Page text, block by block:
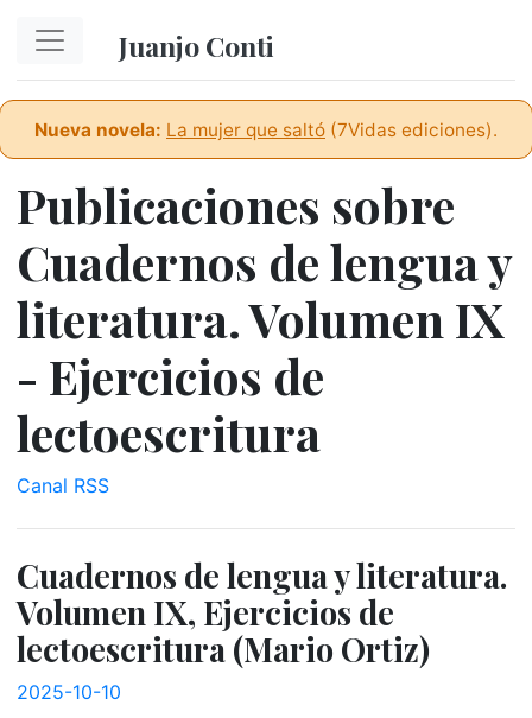
Juanjo Conti
Nueva novela: La mujer que saltó (7Vidas ediciones).
Publicaciones sobre
Cuadernos de lengua y
literatura. Volumen IX
- Ejercicios de
lectoescritura
Canal RSS
Cuadernos de lengua y literatura.
Volumen IX, Ejercicios de
lectoescritura (Mario Ortiz)
2025-10-10